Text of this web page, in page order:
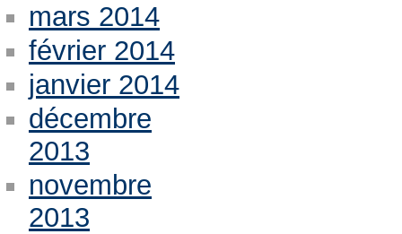
mars 2014
février 2014
janvier 2014
décembre
2013
novembre
2013